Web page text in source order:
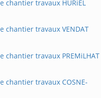
chantier travaux HURiEL
chantier travaux VENDAT
chantier travaux PREMiLHAT
chantier travaux COSNE-